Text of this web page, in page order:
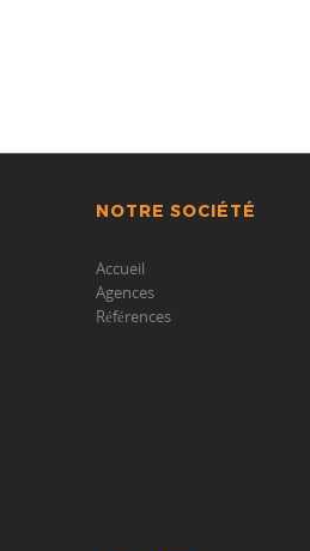
NOTRE SOCIÉTÉ
Accueil
Agences
Références